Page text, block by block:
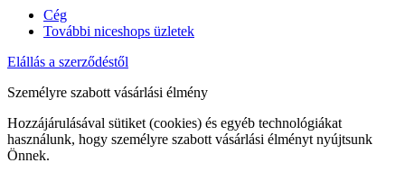
Cég
További niceshops üzletek
Elállás a szerződéstől
Személyre szabott vásárlási élmény
Hozzájárulásával sütiket (cookies) és egyéb technológiákat
használunk, hogy személyre szabott vásárlási élményt nyújtsunk
Önnek.